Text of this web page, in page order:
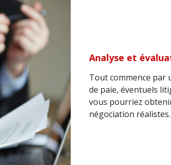
Analyse et
Tout commence par
de paie, éventuels
vous pourriez
négociation réalistes.